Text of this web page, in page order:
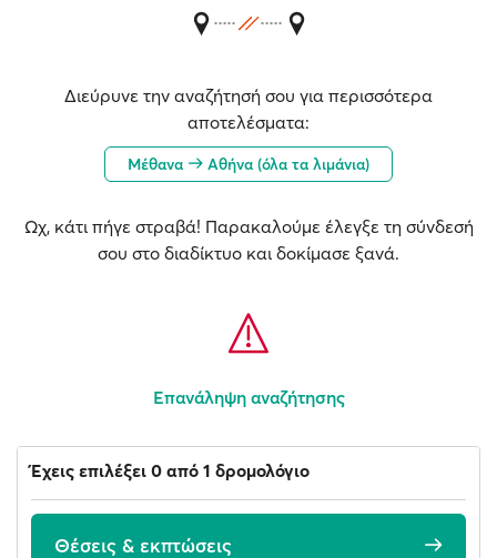
Διεύρυνε την αναζήτησή σου για περισσότερα
αποτελέσματα:
Μέθανα Αθήνα (όλα τα λιμάνια)
Ωχ, κάτι πήγε στραβά! Παρακαλούμε έλεγξε τη σύνδεσή
σου στο διαδίκτυο και δοκίμασε ξανά.
Επανάληψη αναζήτησης
Έχεις επιλέξει 0 από 1 δρομολόγιο
Θέσεις & εκπτώσεις